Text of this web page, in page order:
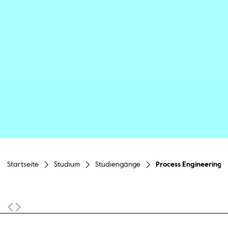
Startseite Studium Studiengänge Process Engineering